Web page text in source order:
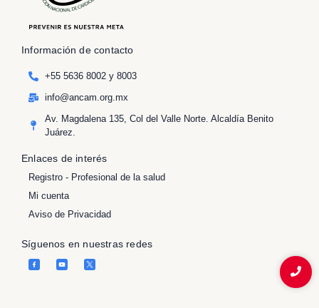
Información de contacto
+55 5636 8002 y 8003
info@ancam.org.mx
Av. Magdalena 135, Col del Valle Norte. Alcaldía Benito
Juárez.
Enlaces de interés
Registro - Profesional de la salud
Mi cuenta
Aviso de Privacidad
Síguenos en nuestras redes